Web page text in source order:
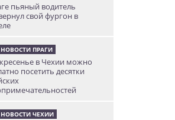
пьяный водитель
свой фургон в
НОВОСТИ ПРАГИ
в Чехии можно
посетить десятки
НОВОСТИ ЧЕХИИ